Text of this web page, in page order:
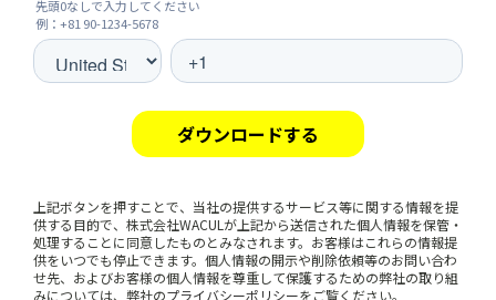
上記ボタンを押すことで、当社の提供するサービス等に関する情報を提
供する目的で、株式会社WACULが上記から送信された個人情報を保管・
処理することに同意したものとみなされます。お客様はこれらの情報提
供をいつでも停止できます。個人情報の開示や削除依頼等のお問い合わ
せ先、およびお客様の個人情報を尊重して保護するための弊社の取り組
みについては、弊社のプライバシーポリシーをご覧ください。